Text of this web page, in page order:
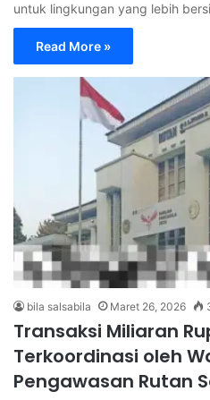
untuk lingkungan yang lebih
Read More »
bila salsabila Maret 26, 2026
Transaksi Miliaran
Terkoordinasi oleh
Pengawasan Rutan